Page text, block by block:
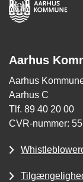
Aarhus
Aarhus
Aarhus C
Tlf. 89 40 20 00
CVR-nummer: